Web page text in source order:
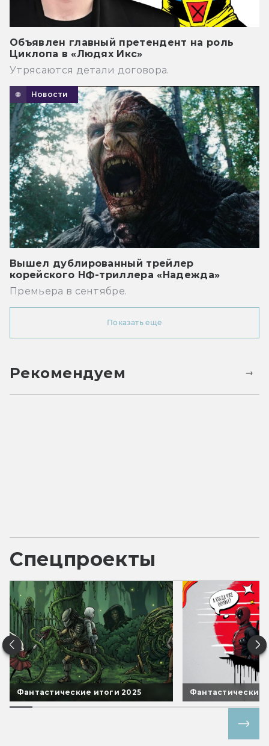
Объявлен главный претендент на роль
Циклопа в «Людях Икс»
Утрясаются детали договора.
Новости
Вышел дублированный трейлер
корейского НФ-триллера «Надежда»
Премьера в сентябре.
Показать ещё
Рекомендуем
Спецпроекты
Фантастические итоги 2025 Фантастические